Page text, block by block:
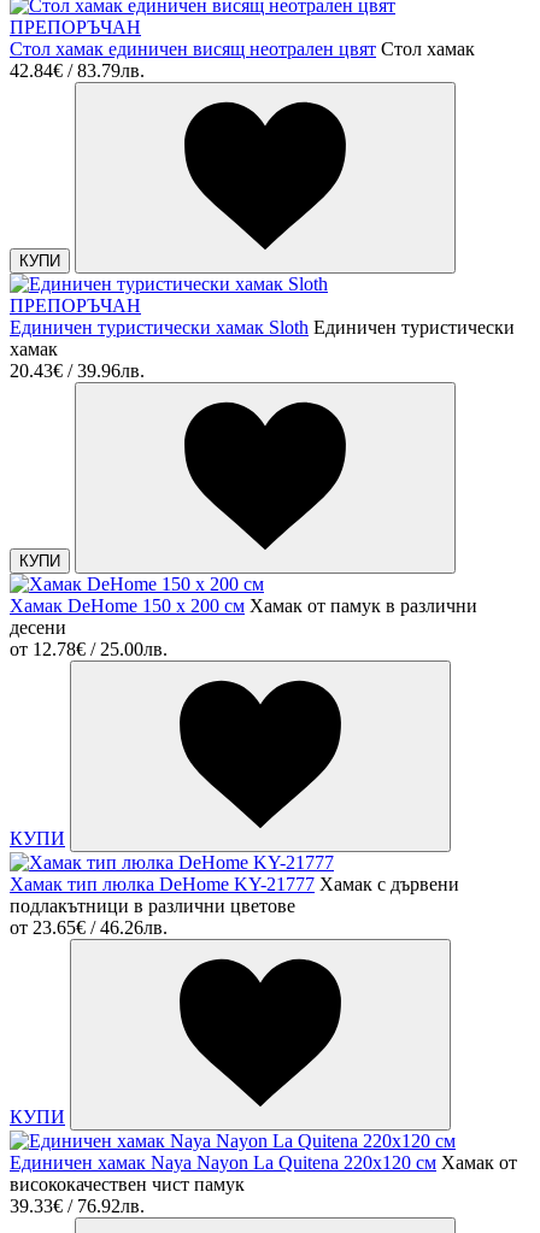
ПРЕПОРЪЧАН
Стол хамак единичен висящ неотрален цвят Стол хамак
42.84€ / 83.79лв.
КУПИ
ПРЕПОРЪЧАН
Единичен туристически хамак Sloth Единичен туристически
хамак
20.43€ / 39.96лв.
КУПИ
Хамак DeHome 150 x 200 см Хамак от памук в различни
десени
от 12.78€ / 25.00лв.
КУПИ
Хамак тип люлка DeHome KY-21777 Хамак с дървени
подлакътници в различни цветове
от 23.65€ / 46.26лв.
КУПИ
Единичен хамак Naya Nayon La Quitena 220х120 см Хамак от
висококачествен чист памук
39.33€ / 76.92лв.